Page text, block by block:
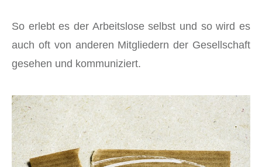
So erlebt es der Arbeitslose selbst und so wird es
auch oft von anderen Mitgliedern der Gesellschaft
gesehen und kommuniziert.